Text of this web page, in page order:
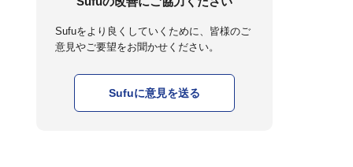
Sufuをより良くしていくために、皆様のご
意見やご要望をお聞かせください。
Sufuに意見を送る